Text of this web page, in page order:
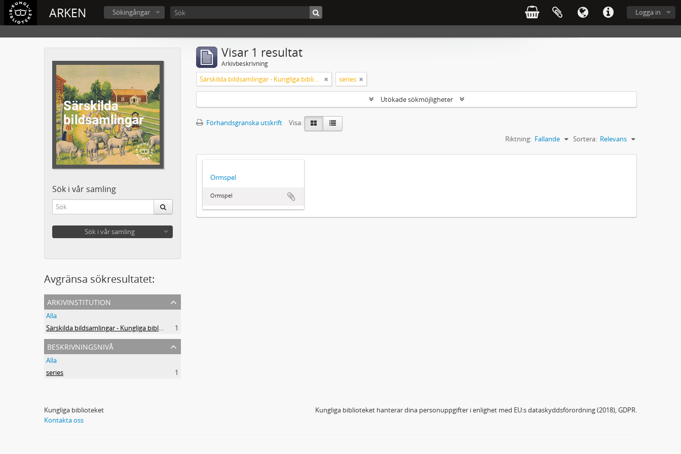
ARKEN Logga in
Sökingångar
Sök i vår samling
Sök i vår samling
Avgränsa sökresultatet:
arkivinstitution
Alla
Särskilda bildsamlingar - Kungliga biblioteket
1
beskrivningsnivå
Alla
series
1
Visar 1 resultat
Arkivbeskrivning
Särskilda bildsamlingar - Kungliga biblioteket series
Utökade sökmöjligheter
Förhandsgranska utskrift
Visa:
Sortera: Relevans
Riktning: Fallande
Ormspel
Ormspel
Kungliga biblioteket
Kontakta oss
Kungliga biblioteket hanterar dina personuppgifter i enlighet med EU:s dataskyddsförordning (2018), GDPR.